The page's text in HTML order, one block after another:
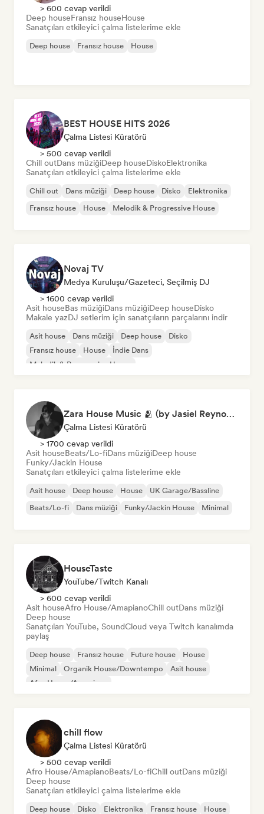
> 600 cevap verildi
Deep houseFransız houseHouse
Sanatçıları etkileyici çalma listelerime ekle
Deep house Fransız house House
BEST HOUSE HITS 2026
Çalma Listesi Küratörü
> 500 cevap verildi
Chill outDans müziğiDeep houseDiskoElektronika
Sanatçıları etkileyici çalma listelerime ekle
Chill out Dans müziği Deep house Disko
Elektronika
Fransız house
House Melodik & Progressive House
Novaj TV
Medya Kuruluşu/Gazeteci, Seçilmiş DJ
> 1600 cevap verildi
Asit houseBas müziğiDans müziğiDeep houseDisko
Makale yazDJ setlerim için sanatçıların parçalarını indir
Asit house Dans müziği Deep house
Disko
Fransız house
House
İndie Dans
Melodik & Progressive House
Zara House Music 🫂 (by Jasiel Reynoso)
Çalma Listesi Küratörü
> 1700 cevap verildi
Asit houseBeats/Lo-fiDans müziğiDeep house
Funky/Jackin House
Sanatçıları etkileyici çalma listelerime ekle
Asit house Deep house House
UK Garage/Bassline
Beats/Lo-fi
Dans müziği Funky/Jackin House Minimal
HouseTaste
YouTube/Twitch Kanalı
> 600 cevap verildi
Asit houseAfro House/AmapianoChill outDans müziği
Deep house
Sanatçıları YouTube, SoundCloud veya Twitch kanalımda
paylaş
Deep house Fransız house Future house
House
Minimal
Organik House/Downtempo
Asit house
Afro House/Amapiano
chill flow
Çalma Listesi Küratörü
> 500 cevap verildi
Afro House/AmapianoBeats/Lo-fiChill outDans müziği
Deep house
Sanatçıları etkileyici çalma listelerime ekle
Deep house Disko Elektronika Fransız house
House